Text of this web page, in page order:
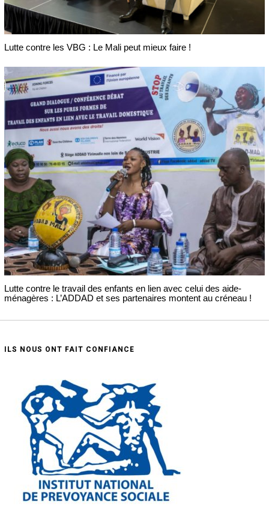
Lutte contre les VBG : Le Mali peut mieux faire !
Lutte contre le travail des enfants en lien avec celui des aide-
ménagères : L’ADDAD et ses partenaires montent au créneau !
ILS NOUS ONT FAIT CONFIANCE